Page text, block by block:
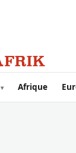
Afrique